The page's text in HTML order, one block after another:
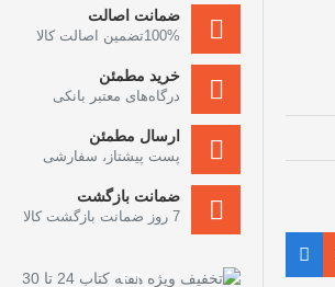
ضمانت اصالت
100%تضمین اصالت کالا
خرید مطمئن
درگاه‌های معتبر بانکی
ارسال مطمئن
پست پیشتاز، سفارشی
ضمانت بازگشت
7 روز ضمانت بازگشت کالا